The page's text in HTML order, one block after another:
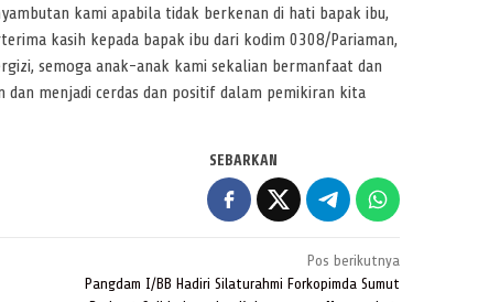
kami apabila tidak berkenan di hati bapak ibu,
kasih kepada bapak ibu dari kodim 0308/Pariaman,
semoga anak-anak kami sekalian bermanfaat dan
menjadi cerdas dan positif dalam pemikiran kita
SEBARKAN
Pos berikutnya
Pangdam I/BB Hadiri Silaturahmi Forkopimda Sumut